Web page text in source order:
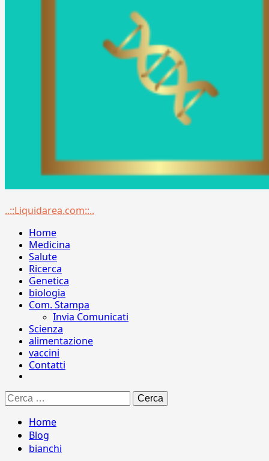
Menu
..::Liquidarea.com::..
Home
Medicina
Salute
Ricerca
Genetica
biologia
Com. Stampa
Invia Comunicati
Scienza
alimentazione
vaccini
Contatti
Ricerca
per:
Home
Blog
bianchi